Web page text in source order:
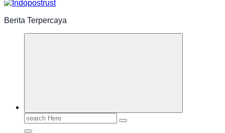
Berita Terpercaya
Search